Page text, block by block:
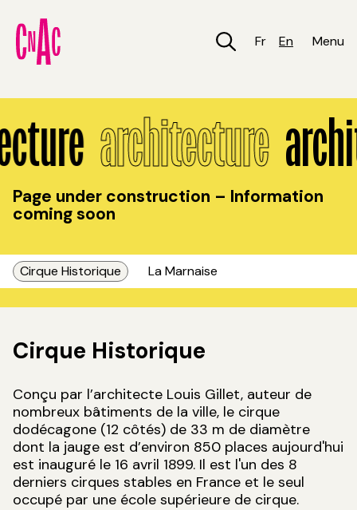
main
content
Fr En Menu
architecture
Page under construction – Information
coming soon
Cirque Historique La Marnaise
Cirque Historique
Conçu par l’architecte Louis Gillet, auteur de
nombreux bâtiments de la ville, le cirque
dodécagone (12 côtés) de 33 m de diamètre
dont la jauge est d’environ 850 places aujourd'hui
est inauguré le 16 avril 1899. Il est l'un des 8
derniers cirques stables en France et le seul
occupé par une école supérieure de cirque.